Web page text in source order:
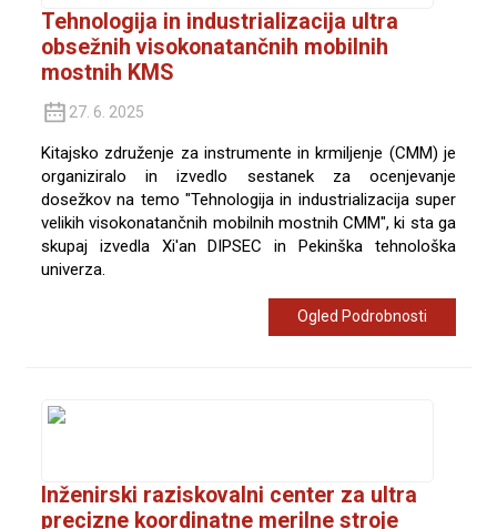
Tehnologija in industrializacija ultra
obsežnih visokonatančnih mobilnih
mostnih KMS
27. 6. 2025
Kitajsko združenje za instrumente in krmiljenje (CMM) je
organiziralo in izvedlo sestanek za ocenjevanje
dosežkov na temo "Tehnologija in industrializacija super
velikih visokonatančnih mobilnih mostnih CMM", ki sta ga
skupaj izvedla Xi'an DIPSEC in Pekinška tehnološka
univerza.
Ogled Podrobnosti
Inženirski raziskovalni center za ultra
precizne koordinatne merilne stroje